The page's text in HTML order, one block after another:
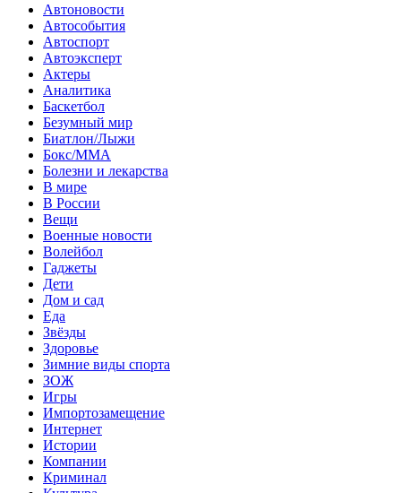
Автоновости
Автособытия
Автоспорт
Автоэксперт
Актеры
Аналитика
Баскетбол
Безумный мир
Биатлон/Лыжи
Бокс/MMA
Болезни и лекарства
В мире
В России
Вещи
Военные новости
Волейбол
Гаджеты
Дети
Дом и сад
Еда
Звёзды
Здоровье
Зимние виды спорта
ЗОЖ
Игры
Импортозамещение
Интернет
Истории
Компании
Криминал